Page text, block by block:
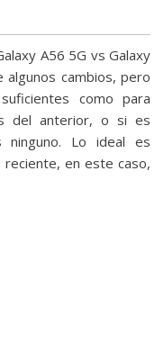
A56 5G vs Galaxy
algunos cambios, pero
como para
del anterior, o si es
Lo ideal es
en este caso,